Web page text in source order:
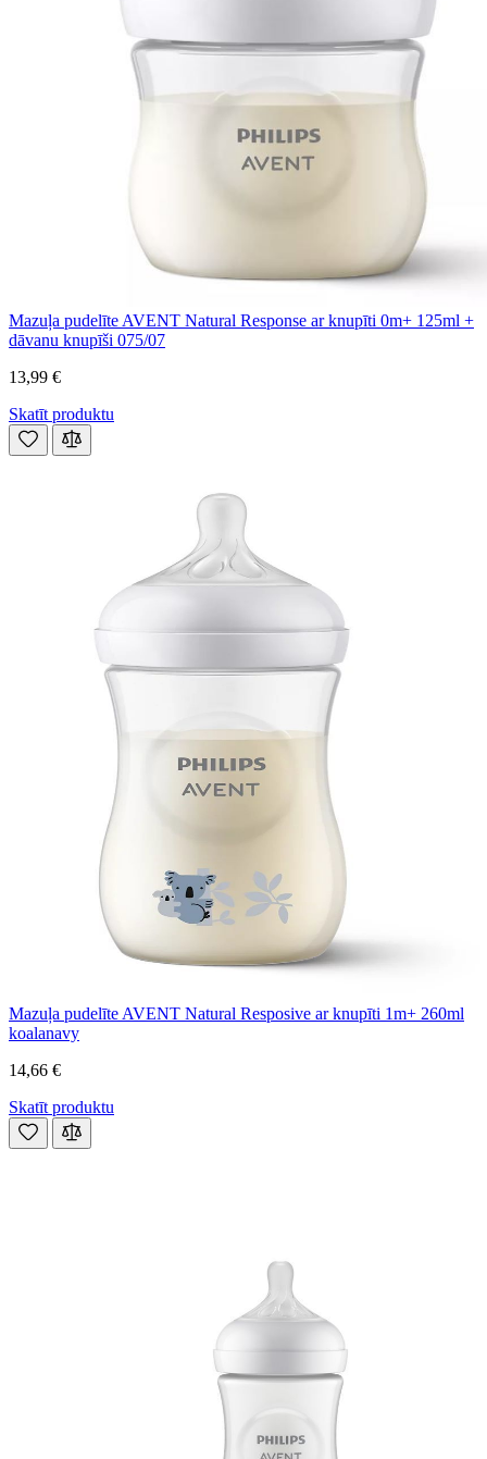
Mazuļa pudelīte AVENT Natural Response ar knupīti 0m+ 125ml +
dāvanu knupīši 075/07
13,99 €
Skatīt produktu
Mazuļa pudelīte AVENT Natural Resposive ar knupīti 1m+ 260ml
koalanavy
14,66 €
Skatīt produktu